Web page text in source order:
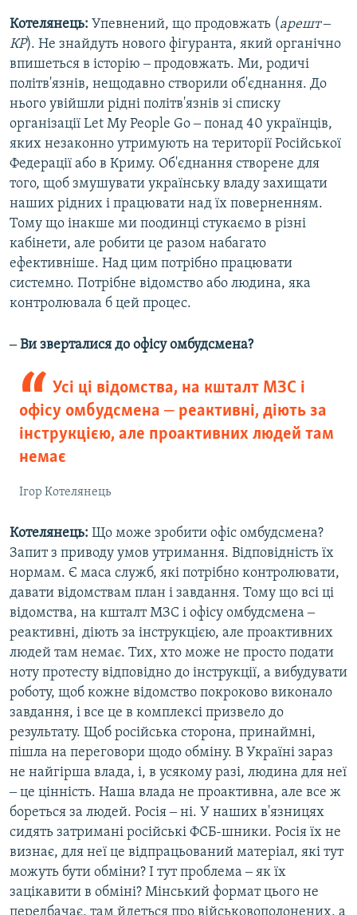
Котелянець: Упевнений, що продовжать (арешт ‒
КР). Не знайдуть нового фігуранта, який органічно
впишеться в історію ‒ продовжать. Ми, родичі
політв'язнів, нещодавно створили об'єднання. До
нього увійшли рідні політв'язнів зі списку
організації Let My People Go ‒ понад 40 українців,
яких незаконно утримують на території Російської
Федерації або в Криму. Об'єднання створене для
того, щоб змушувати українську владу захищати
наших рідних і працювати над їх поверненням.
Тому що інакше ми поодинці стукаємо в різні
кабінети, але робити це разом набагато
ефективніше. Над цим потрібно працювати
системно. Потрібне відомство або людина, яка
контролювала б цей процес.
‒ Ви зверталися до офісу омбудсмена?
Усі ці відомства, на кшталт МЗС і
офісу омбудсмена ‒ реактивні, діють за
інструкцією, але проактивних людей там
немає
Ігор Котелянець
Котелянець: Що може зробити офіс омбудсмена?
Запит з приводу умов утримання. Відповідність їх
нормам. Є маса служб, які потрібно контролювати,
давати відомствам план і завдання. Тому що всі ці
відомства, на кшталт МЗС і офісу омбудсмена ‒
реактивні, діють за інструкцією, але проактивних
людей там немає. Тих, хто може не просто подати
ноту протесту відповідно до інструкції, а вибудувати
роботу, щоб кожне відомство покроково виконало
завдання, і все це в комплексі призвело до
результату. Щоб російська сторона, принаймні,
пішла на переговори щодо обміну. В Україні зараз
не найгірша влада, і, в усякому разі, людина для неї
‒ це цінність. Наша влада не проактивна, але все ж
бореться за людей. Росія ‒ ні. У наших в'язницях
сидять затримані російські ФСБ-шники. Росія їх не
визнає, для неї це відпрацьований матеріал, які тут
можуть бути обміни? І тут проблема ‒ як їх
зацікавити в обміні? Мінський формат цього не